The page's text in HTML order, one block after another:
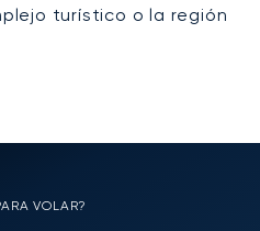
turístico o la región
VOLAR?